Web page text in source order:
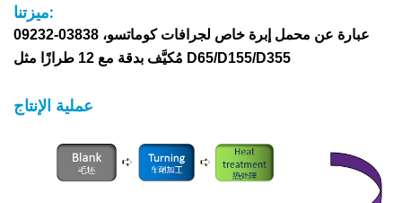
ميزتنا:
09232-03838 عبارة عن محمل إبرة خاص لجرافات كوماتسو،
مُكيَّف بدقة مع 12 طرازًا مثل D65/D155/D355
عملية الإنتاج